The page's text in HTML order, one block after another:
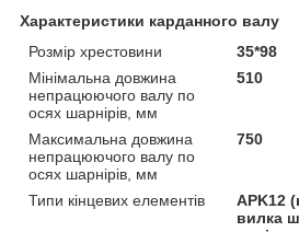
Характеристики карданного валу
Розмір хрестовини
35*98
Мінімальна довжина
непрацюючого валу по
осях шарнірів, мм
510
Максимальна довжина
непрацюючого валу по
осях шарнірів, мм
750
Типи кінцевих елементів
APK12
вилка